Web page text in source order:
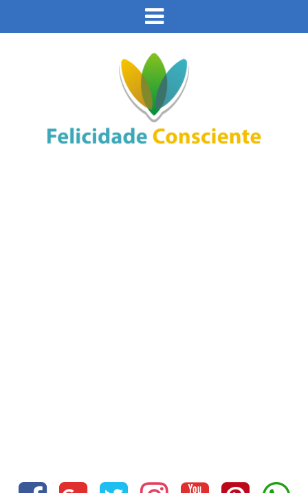
Este site usa cookies e outras tecnologias similares
para lembrar e entender como você usa nosso site,
analisar seu uso de nossos produtos e serviços,
conteúdo de terceiros. Leia mais em